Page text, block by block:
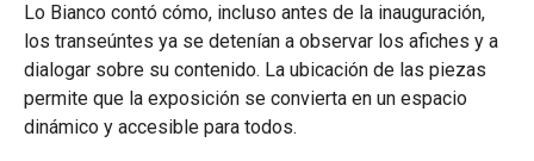
Lo Bianco contó cómo, incluso antes de la inauguración,
los transeúntes ya se detenían a observar los afiches y a
dialogar sobre su contenido. La ubicación de las piezas
permite que la exposición se convierta en un espacio
dinámico y accesible para todos.